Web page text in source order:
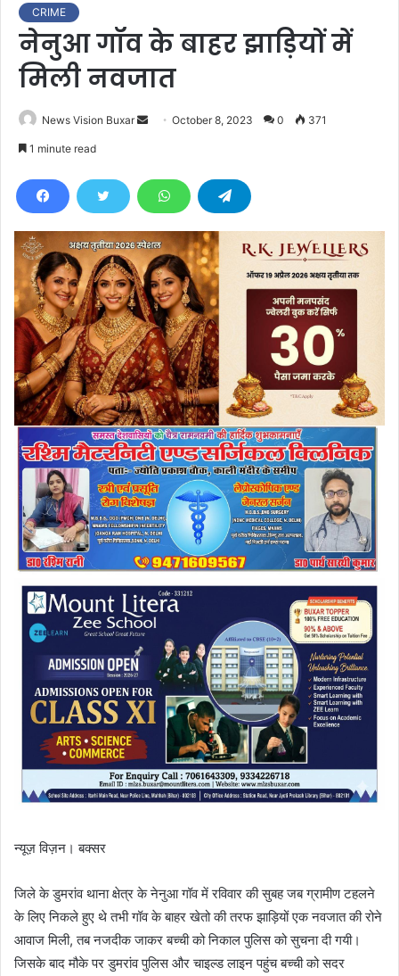
CRIME
नेनुआ गॉव के बाहर झाड़ियों में
मिली नवजात
News Vision Buxar
d
e
m
a
i
l
October 8, 2023 0 371
1 minute read
न्यूज़ विज़न। बक्सर
जिले के डुमरांव थाना क्षेत्र के नेनुआ गॉव में रविवार की सुबह जब ग्रामीण टहलने
के लिए निकले हुए थे तभी गॉव के बाहर खेतो की तरफ झाड़ियों एक नवजात की रोने
आवाज मिली, तब नजदीक जाकर बच्ची को निकाल पुलिस को सुचना दी गयी।
जिसके बाद मौके पर डुमरांव पुलिस और चाइल्ड लाइन पहुंच बच्ची को सदर